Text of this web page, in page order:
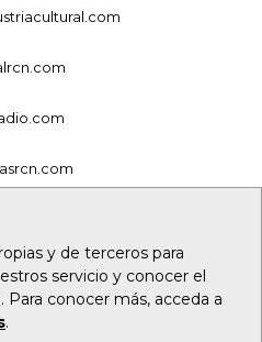
y de terceros para
servicio y conocer el
conocer más, acceda a
.